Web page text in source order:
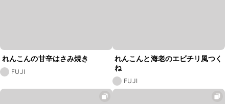
れんこんの甘辛はさみ焼き
FUJI
れんこんと海老のエビチリ風つく
ね
FUJI